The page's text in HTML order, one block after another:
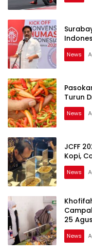
News
Turun
News
JCFF
Kopi,
News
25
News